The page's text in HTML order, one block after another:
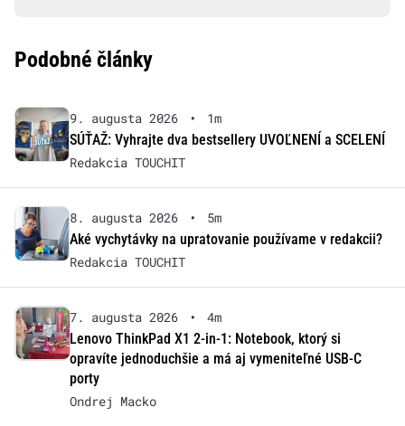
Podobné články
9. augusta 2026 •
1m
SÚŤAŽ: Vyhrajte dva bestsellery UVOĽNENÍ a SCELENÍ
Redakcia TOUCHIT
8. augusta 2026 •
5m
Aké vychytávky na upratovanie používame v redakcii?
Redakcia TOUCHIT
7. augusta 2026 •
4m
Lenovo ThinkPad X1 2-in-1: Notebook, ktorý si
opravíte jednoduchšie a má aj vymeniteľné USB-C
porty
Ondrej Macko